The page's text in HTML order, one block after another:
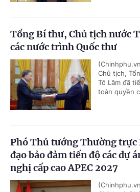
Tổng Bí thư, Chủ tịch nước
các nước trình Quốc thư
Chủ tịch,
Tô Lâm đã
toàn quyền
Phó Thủ tướng Thường trực
đạo bảo đảm tiến độ các dự
nghị cấp cao APEC 2027